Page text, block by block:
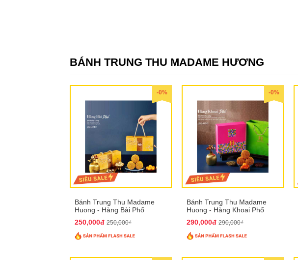
BÁNH TRUNG THU MADAME HƯƠNG
-0%
Bánh Trung Thu Madame
Huong - Hàng Bài Phố
250,000đ 250,000₫
-0%
Bánh Trung Thu Madame
Huong - Hàng Khoai Phố
290,000đ 290,000₫